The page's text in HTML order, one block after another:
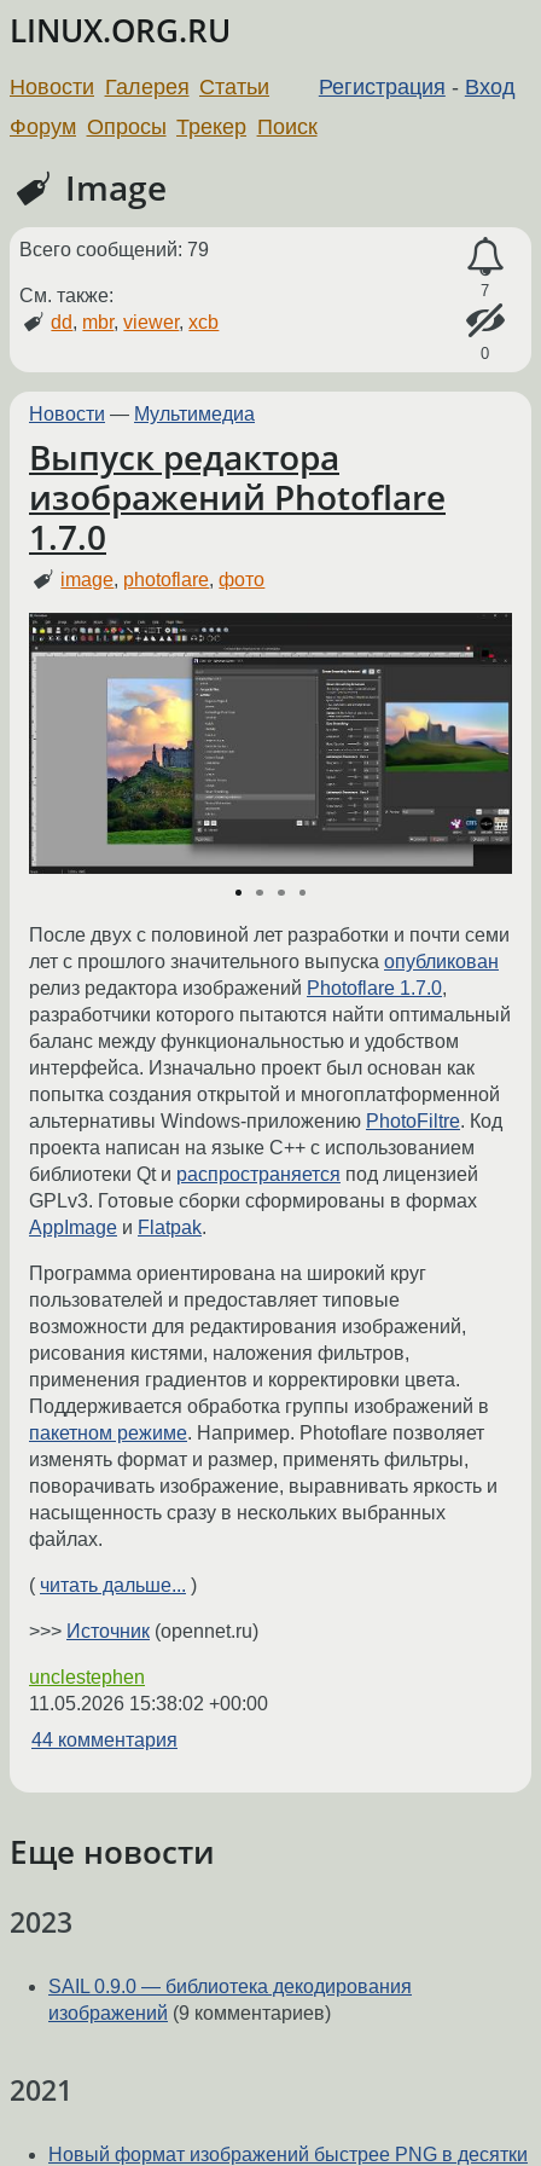
LINUX.ORG.RU
Регистрация - Вход
Новости Галерея Статьи
Форум Опросы Трекер Поиск
Image
7
0
Всего сообщений: 79
См. также:
dd, mbr,viewer,xcb
Новости — Мультимедиа
Выпуск редактора
изображений Photoflare
1.7.0
image, photoflare,фото
После двух с половиной лет разработки и почти семи
лет с прошлого значительного выпуска опубликован
релиз редактора изображений Photoflare 1.7.0,
разработчики которого пытаются найти оптимальный
баланс между функциональностью и удобством
интерфейса. Изначально проект был основан как
попытка создания открытой и многоплатформенной
альтернативы Windows-приложению PhotoFiltre. Код
проекта написан на языке С++ с использованием
библиотеки Qt и распространяется под лицензией
GPLv3. Готовые сборки сформированы в формах
AppImage и Flatpak.
Программа ориентирована на широкий круг
пользователей и предоставляет типовые
возможности для редактирования изображений,
рисования кистями, наложения фильтров,
применения градиентов и корректировки цвета.
Поддерживается обработка группы изображений в
пакетном режиме. Например. Photoflare позволяет
изменять формат и размер, применять фильтры,
поворачивать изображение, выравнивать яркость и
насыщенность сразу в нескольких выбранных
файлах.
( читать дальше... )
>>> Источник (opennet.ru)
unclestephen
11.05.2026 15:38:02 +00:00
44 комментария
Еще новости
2023
SAIL 0.9.0 — библиотека декодирования
изображений (9 комментариев)
2021
Новый формат изображений быстрее PNG в десятки